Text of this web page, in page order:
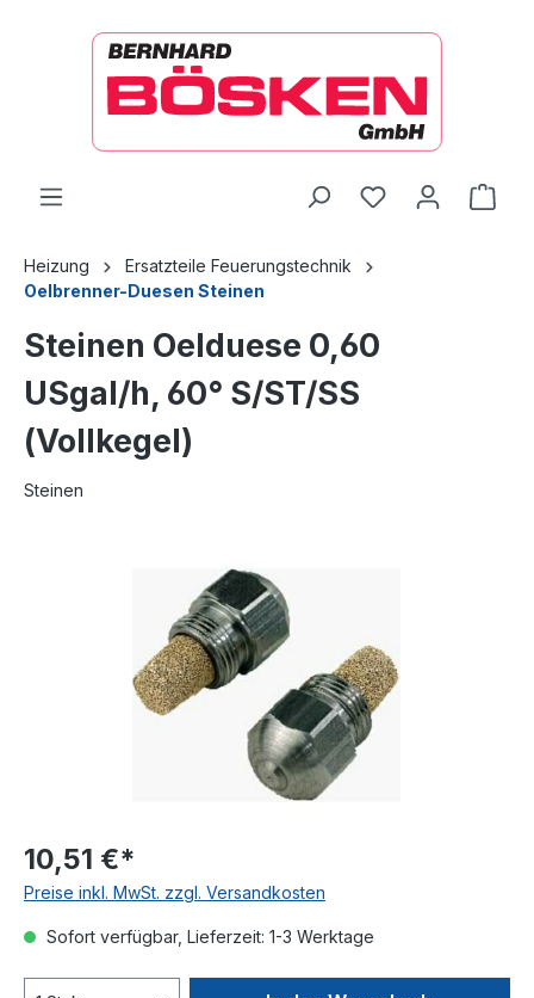
Heizung
Ersatzteile Feuerungstechnik
Oelbrenner-Duesen Steinen
Steinen Oelduese 0,60
USgal/h, 60° S/ST/SS
(Vollkegel)
Steinen
10,51 €*
Preise inkl. MwSt. zzgl. Versandkosten
Sofort verfügbar, Lieferzeit: 1-3 Werktage